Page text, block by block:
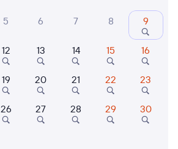
Найти поезда
5 6 7 8 9
12 13 14 15 16
19 20 21 22 23
26 27 28 29 30